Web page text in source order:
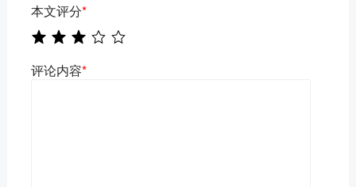
本文评分*
评论内容*